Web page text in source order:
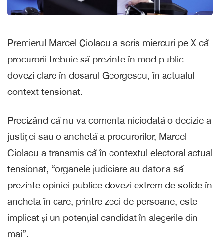
Premierul Marcel Ciolacu a scris miercuri pe X că
procurorii trebuie să prezinte în mod public
dovezi clare în dosarul Georgescu, în actualul
context tensionat.
Precizând că nu va comenta niciodată o decizie a
justiției sau o anchetă a procurorilor, Marcel
Ciolacu a transmis că în contextul electoral actual
tensionat, “organele judiciare au datoria să
prezinte opiniei publice dovezi extrem de solide în
ancheta în care, printre zeci de persoane, este
implicat și un potențial candidat în alegerile din
mai”.